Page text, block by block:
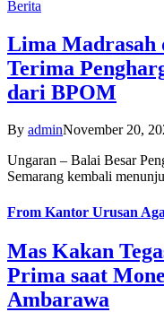
Berita
Lima Madrasah
Terima
dari BPOM
By adminNovember 20,
Ungaran – Balai Besar
Semarang kembali
From Kantor Urusan
Mas Kakan
Prima saat
Ambarawa